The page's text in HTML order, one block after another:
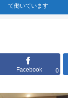
て働いています
Facebook 0